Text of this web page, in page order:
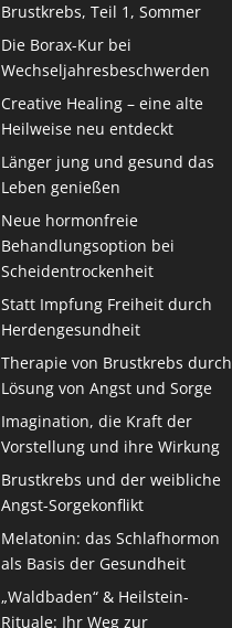
Brustkrebs, Teil 1, Sommer
Die Borax-Kur bei
Wechseljahresbeschwerden
Creative Healing – eine alte
Heilweise neu entdeckt
Länger jung und gesund das
Leben genießen
Neue hormonfreie
Behandlungsoption bei
Scheidentrockenheit
Statt Impfung Freiheit durch
Herdengesundheit
Therapie von Brustkrebs durch
Lösung von Angst und Sorge
Imagination, die Kraft der
Vorstellung und ihre Wirkung
Brustkrebs und der weibliche
Angst-Sorgekonflikt
Melatonin: das Schlafhormon
als Basis der Gesundheit
„Waldbaden“ & Heilstein-
Rituale: Ihr Weg zur